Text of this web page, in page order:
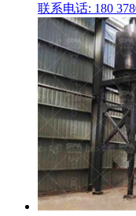
联系电话: 180